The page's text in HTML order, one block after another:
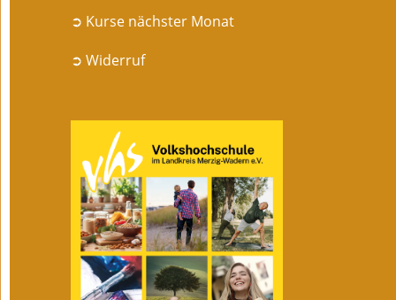
➲ Kurse nächster Monat
➲ Widerruf